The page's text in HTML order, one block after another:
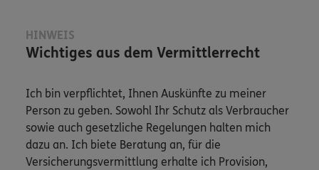
HINWEIS
Wichtiges aus dem Vermittlerrecht
Ich bin verpflichtet, Ihnen Auskünfte zu meiner
Person zu geben. Sowohl Ihr Schutz als Verbraucher
sowie auch gesetzliche Regelungen halten mich
dazu an. Ich biete Beratung an, für die
Versicherungsvermittlung erhalte ich Provision,